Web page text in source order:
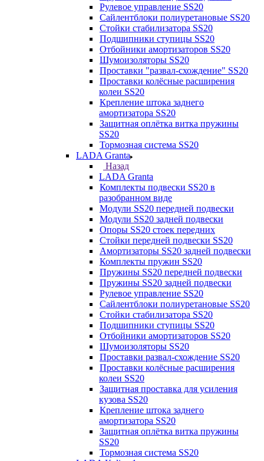
Рулевое управление SS20
Сайлентблоки полиуретановые SS20
Стойки стабилизатора SS20
Подшипники ступицы SS20
Отбойники амортизаторов SS20
Шумоизоляторы SS20
Проставки "развал-схождение" SS20
Проставки колёсные расширения
колеи SS20
Крепление штока заднего
амортизатора SS20
Защитная оплётка витка пружины
SS20
Тормозная система SS20
LADA Granta
Назад
LADA Granta
Комплекты подвески SS20 в
разобранном виде
Модули SS20 передней подвески
Модули SS20 задней подвески
Опоры SS20 стоек передних
Стойки передней подвески SS20
Амортизаторы SS20 задней подвески
Комплекты пружин SS20
Пружины SS20 передней подвески
Пружины SS20 задней подвески
Рулевое управление SS20
Сайлентблоки полиуретановые SS20
Стойки стабилизатора SS20
Подшипники ступицы SS20
Отбойники амортизаторов SS20
Шумоизоляторы SS20
Проставки развал-схождение SS20
Проставки колёсные расширения
колеи SS20
Защитная проставка для усиления
кузова SS20
Крепление штока заднего
амортизатора SS20
Защитная оплётка витка пружины
SS20
Тормозная система SS20